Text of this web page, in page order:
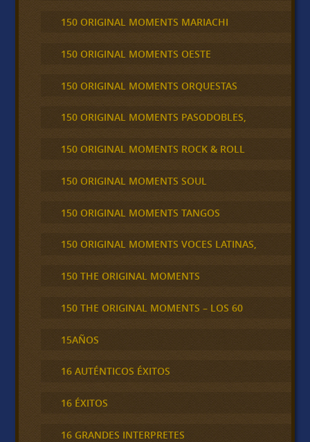
150 ORIGINAL MOMENTS MARIACHI
150 ORIGINAL MOMENTS OESTE
150 ORIGINAL MOMENTS ORQUESTAS
150 ORIGINAL MOMENTS PASODOBLES,
150 ORIGINAL MOMENTS ROCK & ROLL
150 ORIGINAL MOMENTS SOUL
150 ORIGINAL MOMENTS TANGOS
150 ORIGINAL MOMENTS VOCES LATINAS,
150 THE ORIGINAL MOMENTS
150 THE ORIGINAL MOMENTS – LOS 60
15AÑOS
16 AUTÉNTICOS ÉXITOS
16 ÉXITOS
16 GRANDES INTERPRETES